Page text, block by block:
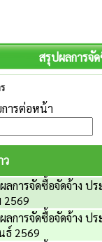
สรุปผลการจั
การต่อหน้า
ว
ลการจัดซื้อจัดจ้าง
2569
ลการจัดซื้อจัดจ้าง
ธ์ 2569